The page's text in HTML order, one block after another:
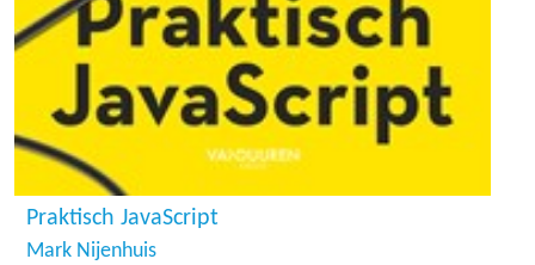
Praktisch JavaScript
Mark Nijenhuis